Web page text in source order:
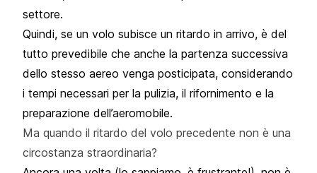
settore.
Quindi, se un volo subisce un ritardo in arrivo, è del
tutto prevedibile che anche la partenza successiva
dello stesso aereo venga posticipata, considerando
i tempi necessari per la pulizia, il rifornimento e la
preparazione dell’aeromobile.
Ma quando il ritardo del volo precedente non è una
circostanza straordinaria?